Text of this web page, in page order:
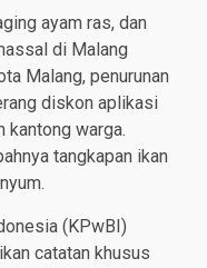
ayam ras, dan
di Malang
Malang, penurunan
diskon aplikasi
kantong warga.
tangkapan ikan
(KPwBI)
catatan khusus